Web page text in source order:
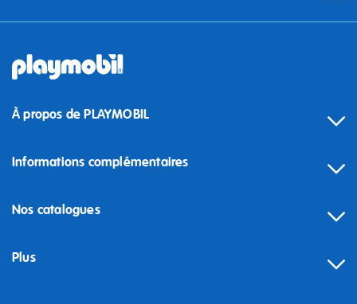
À propos de PLAYMOBIL
Informations complémentaires
Nos catalogues
Plus